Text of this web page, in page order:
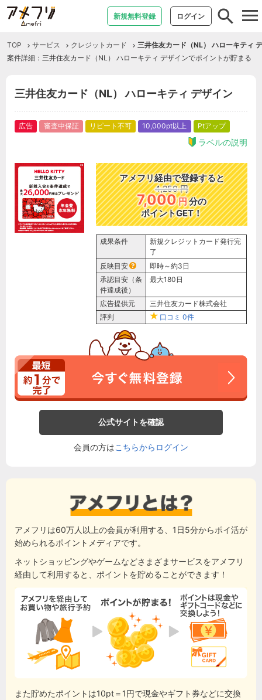
新規無料登録 ログイン
TOP サービス クレジットカード
三井住友カード（NL） ハローキティ
案件詳細：三井住友カード（NL） ハローキティ デザインでポイントが貯まる
三井住友カード（NL） ハローキティ デザイン
広告 審査中保証 リピート不可 10,000pt以上 Ptアップ
ラベルの説明
アメフリ経由で登録すると
4,250 円
7,000円分の
ポイントGET！
成果条件
新規クレジットカード発行完
了
反映目安
即時～約3日
承認目安（条
件達成後）
最大180日
広告提供元
三井住友カード株式会社
評判
口コミ 0件
公式サイトを確認
会員の方はこちらからログイン
アメフリは60万人以上の会員が利用する、1日5分からポイ活が
始められるポイントメディアです。
ネットショッピングやゲームなどさまざまサービスをアメフリ
経由して利用すると、ポイントを貯めることができます！
また貯めたポイントは10pt＝1円で現金やギフト券などに交換